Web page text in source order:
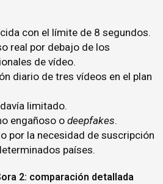
con el límite de 8 segundos.
real por debajo de los
de vídeo.
diario de tres vídeos en el plan
limitado.
engañoso odeepfakes.
por la necesidad de suscripción
países.
2: comparación detallada